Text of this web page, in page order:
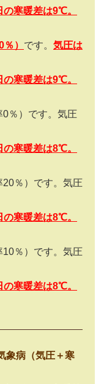
の寒暖差は9℃。
％） です。 気圧は
の寒暖差は9℃。
％）です。気圧
の寒暖差は8℃。
％）です。気圧
の寒暖差は8℃。
％）です。気圧
の寒暖差は8℃。
象病（気圧＋寒